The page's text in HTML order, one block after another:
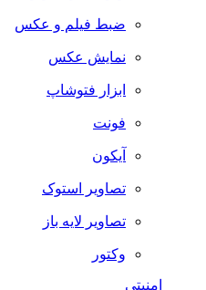
ضبط فيلم و عكس
نمایش عکس
ابزار فتوشاپ
فونت
آیکون
تصاویر استوک
تصاویر لایه باز
وکتور